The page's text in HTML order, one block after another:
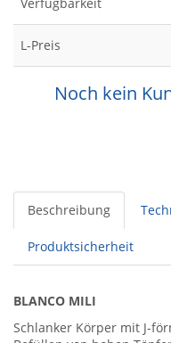
L-Preis
Noch kein
Beschreibung
Produktsicherheit
BLANCO MILI
Schlanker Körper mit J-